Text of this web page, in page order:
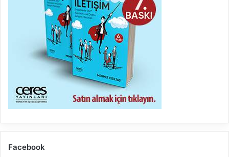
Facebook